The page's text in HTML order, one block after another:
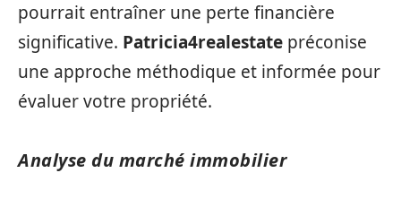
pourrait entraîner une perte financière
significative. Patricia4realestate préconise
une approche méthodique et informée pour
évaluer votre propriété.
Analyse du marché immobilier